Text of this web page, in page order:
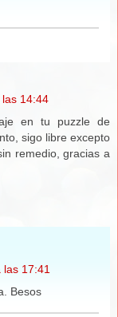
14:44
en tu puzzle de
sigo libre excepto
remedio, gracias a
17:41
Besos